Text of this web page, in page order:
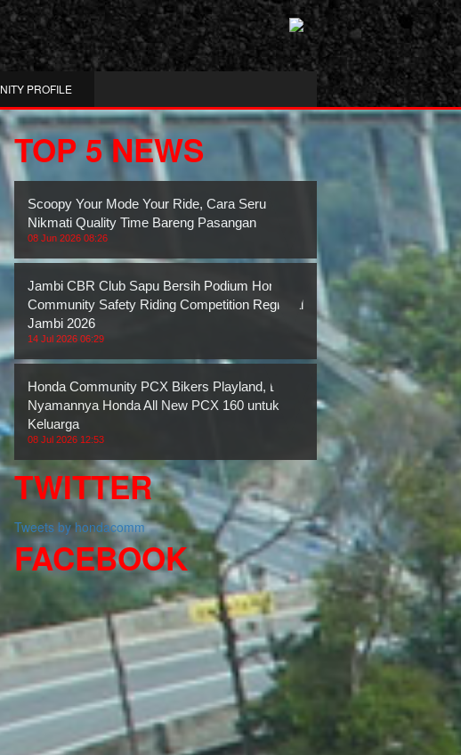
PROFILE
TOP 5 NEWS
Scoopy Your Mode Your Ride, Cara Seru
Nikmati Quality Time Bareng Pasangan
08 Jun 2026 08:26
Jambi CBR Club Sapu Bersih Podium Honda
Community Safety Riding Competition Regional
Jambi 2026
14 Jul 2026 06:29
Honda Community PCX Bikers Playland, Bukti
Nyamannya Honda All New PCX 160 untuk
Keluarga
08 Jul 2026 12:53
TWITTER
Tweets by hondacomm
FACEBOOK